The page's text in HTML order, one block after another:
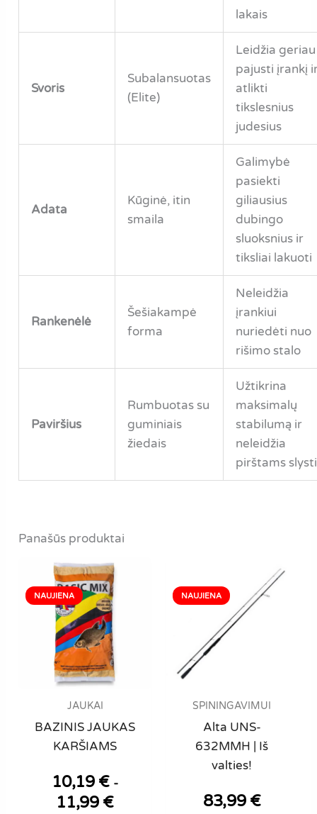
lakais
Svoris
Subalansuotas
(Elite)
Leidžia geriau
pajusti įrankį
atlikti
tikslesnius
judesius
Adata
Kūginė, itin
smaila
Galimybė
pasiekti
giliausius
dubingo
sluoksnius ir
tiksliai lakuoti
Rankenėlė
Šešiakampė
forma
Neleidžia
įrankiui
nuriedėti nuo
rišimo stalo
Paviršius
Rumbuotas su
guminiais
žiedais
Užtikrina
maksimalų
stabilumą ir
neleidžia
pirštams slysti
Panašūs produktai
JAUKAI
BAZINIS JAUKAS
KARŠIAMS
10,19 € -
11,99 €
SPININGAVIMUI
Alta UNS-
632MMH | Iš
valties!
83,99 €